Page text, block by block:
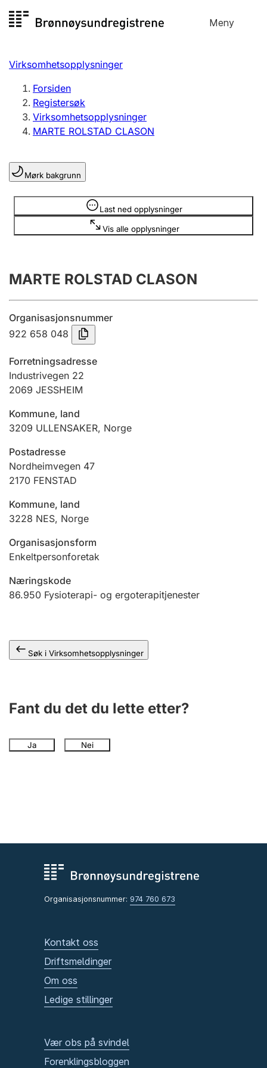
til
Meny
Registersøk
Aksjeselskap
Enkeltpersonforetak
Registrere, endre, slette
Lag og forening
Registrere, endre, slette
Årsregnskap
Innsending og forsinkelsesgebyr
Jeger
Ektepaktveileder
Andre tema
Virksomhetsopplysninger
Forsiden
Registersøk
Virksomhetsopplysninger
MARTE ROLSTAD CLASON
Mørk bakgrunn
Last ned opplysninger
Vis alle opplysninger
Opplysninger er skjult
MARTE ROLSTAD CLASON
Organisasjonsnummer
922 658 048
Forretningsadresse
Industrivegen 22
2069 JESSHEIM
Kommune, land
3209 ULLENSAKER, Norge
Postadresse
Nordheimvegen 47
2170 FENSTAD
Kommune, land
3228 NES, Norge
Organisasjonsform
Enkeltpersonforetak
Næringskode
86.950 Fysioterapi- og ergoterapitjenester
Søk i Virksomhetsopplysninger
Fant du det du lette etter?
Ja Nei
Organisasjonsnummer: 974 760 673
Kontakt oss
Driftsmeldinger
Om oss
Ledige stillinger
Vær obs på svindel
Forenklingsbloggen